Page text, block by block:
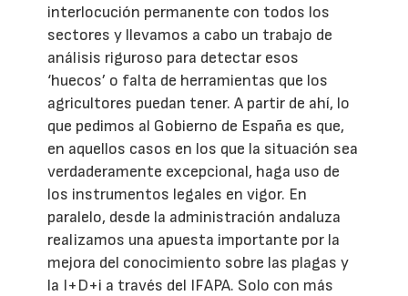
interlocución permanente con todos los
sectores y llevamos a cabo un trabajo de
análisis riguroso para detectar esos
‘huecos’ o falta de herramientas que los
agricultores puedan tener. A partir de ahí, lo
que pedimos al Gobierno de España es que,
en aquellos casos en los que la situación sea
verdaderamente excepcional, haga uso de
los instrumentos legales en vigor. En
paralelo, desde la administración andaluza
realizamos una apuesta importante por la
mejora del conocimiento sobre las plagas y
la I+D+i a través del IFAPA. Solo con más